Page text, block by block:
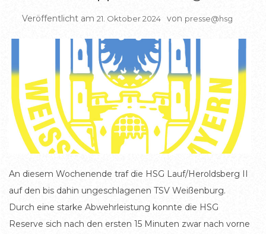
Veröffentlicht am 21. Oktober 2024 von presse@hsg
An diesem Wochenende traf die HSG Lauf/Heroldsberg II
auf den bis dahin ungeschlagenen TSV Weißenburg.
Durch eine starke Abwehrleistung konnte die HSG
Reserve sich nach den ersten 15 Minuten zwar nach vorne